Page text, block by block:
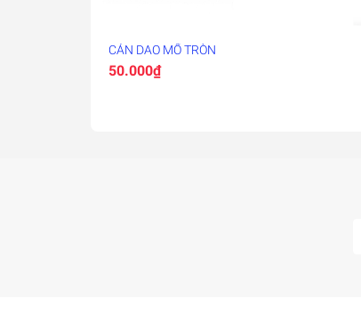
CÁN DAO MỔ TRÒN
50.000₫